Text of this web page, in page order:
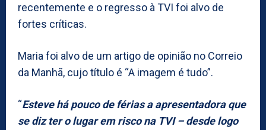
recentemente e o regresso à TVI foi alvo de
fortes críticas.
Maria foi alvo de um artigo de opinião no Correio
da Manhã, cujo título é “A imagem é tudo”.
“Esteve há pouco de férias a apresentadora que
se diz ter o lugar em risco na TVI – desde logo